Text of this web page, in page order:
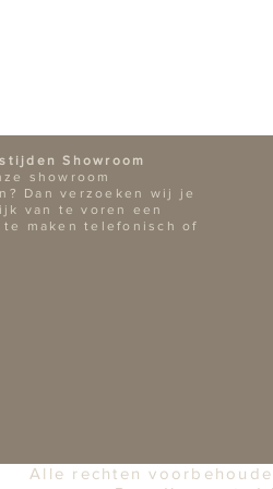
Showroom
showroom
Dan verzoeken wij je
van te voren een
te maken telefonisch of
Alle rechten